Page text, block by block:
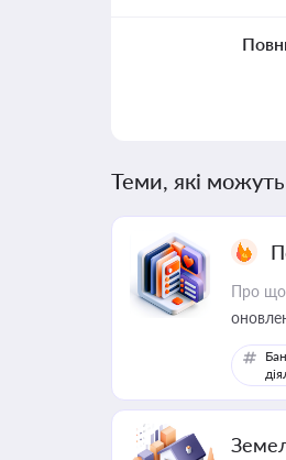
Теми, які можуть
Про